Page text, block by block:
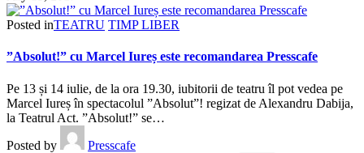
Posted inTEATRU TIMP LIBER
”Absolut!” cu Marcel Iureș este recomandarea Presscafe
Pe 13 și 14 iulie, de la ora 19.30, iubitorii de teatru îl pot vedea pe
Marcel Iureș în spectacolul ”Absolut”! regizat de Alexandru Dabija,
la Teatrul Act. ”Absolut!” se…
Posted by
Presscafe